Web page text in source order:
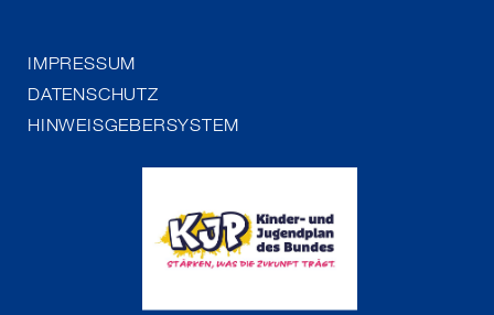
IMPRESSUM
DATENSCHUTZ
HINWEISGEBERSYSTEM